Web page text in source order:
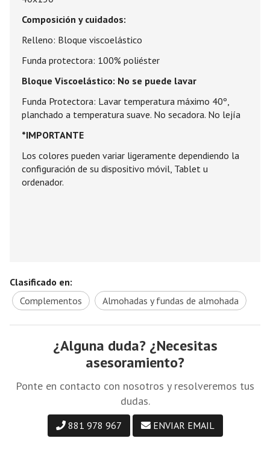
Composición y cuidados:
Relleno: Bloque viscoelástico
Funda protectora: 100% poliéster
Bloque Viscoelástico: No se puede lavar
Funda Protectora: Lavar temperatura máximo 40º,
planchado a temperatura suave. No secadora. No lejía
*IMPORTANTE
Los colores pueden variar ligeramente dependiendo la
configuración de su dispositivo móvil, Tablet u
ordenador.
Clasificado en:
Complementos
Almohadas y fundas de almohada
¿Alguna duda? ¿Necesitas
asesoramiento?
Ponte en contacto con nosotros y resolveremos tus
dudas.
881 978 967 ENVIAR EMAIL